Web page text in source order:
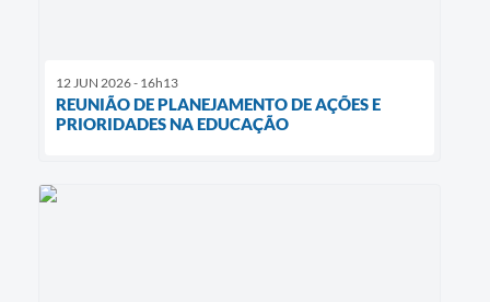
12 JUN 2026 - 16h13
REUNIÃO DE PLANEJAMENTO DE AÇÕES E
PRIORIDADES NA EDUCAÇÃO